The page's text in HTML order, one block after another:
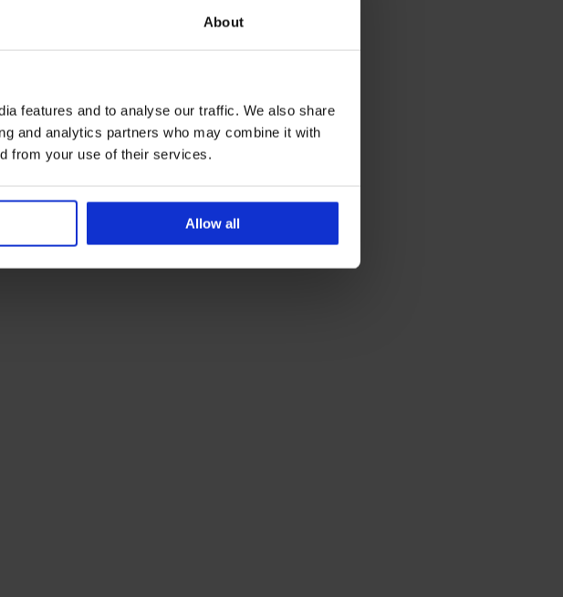
About
features and to analyse our traffic. We also share
and analytics partners who may combine it with
from your use of their services.
Allow all